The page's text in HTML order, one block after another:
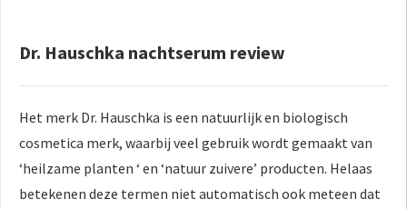
Dr. Hauschka nachtserum review
Het merk Dr. Hauschka is een natuurlijk en biologisch
cosmetica merk, waarbij veel gebruik wordt gemaakt van
‘heilzame planten ‘ en ‘natuur zuivere’ producten. Helaas
betekenen deze termen niet automatisch ook meteen dat